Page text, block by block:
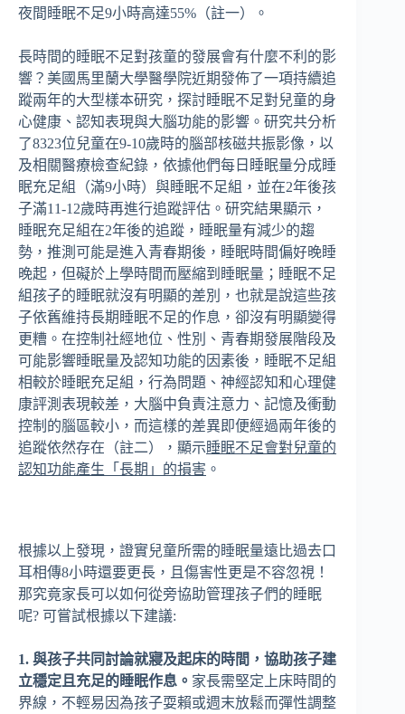
夜間睡眠不足9小時高達55%（註一）。
長時間的睡眠不足對孩童的發展會有什麼不利的影
響？美國馬里蘭大學醫學院近期發佈了一項持續追
蹤兩年的大型樣本研究，探討睡眠不足對兒童的身
心健康、認知表現與大腦功能的影響。研究共分析
了8323位兒童在9-10歲時的腦部核磁共振影像，以
及相關醫療檢查紀錄，依據他們每日睡眠量分成睡
眠充足組（滿9小時）與睡眠不足組，並在2年後孩
子滿11-12歲時再進行追蹤評估。研究結果顯示，
睡眠充足組在2年後的追蹤，睡眠量有減少的趨
勢，推測可能是進入青春期後，睡眠時間偏好晚睡
晚起，但礙於上學時間而壓縮到睡眠量；睡眠不足
組孩子的睡眠就沒有明顯的差別，也就是說這些孩
子依舊維持長期睡眠不足的作息，卻沒有明顯變得
更糟。在控制社經地位、性別、青春期發展階段及
可能影響睡眠量及認知功能的因素後，睡眠不足組
相較於睡眠充足組，行為問題、神經認知和心理健
康評測表現較差，大腦中負責注意力、記憶及衝動
控制的腦區較小，而這樣的差異即便經過兩年後的
追蹤依然存在（註二），顯示睡眠不足會對兒童的
認知功能產生「長期」的損害 。
根據以上發現，證實兒童所需的睡眠量遠比過去口
耳相傳8小時還要更長，且傷害性更是不容忽視！
那究竟家長可以如何從旁協助管理孩子們的睡眠
呢? 可嘗試根據以下建議:
1. 與孩子共同討論就寢及起床的時間，協助孩子建
立穩定且充足的睡眠作息。 家長需堅定上床時間的
界線，不輕易因為孩子耍賴或週末放鬆而彈性調整